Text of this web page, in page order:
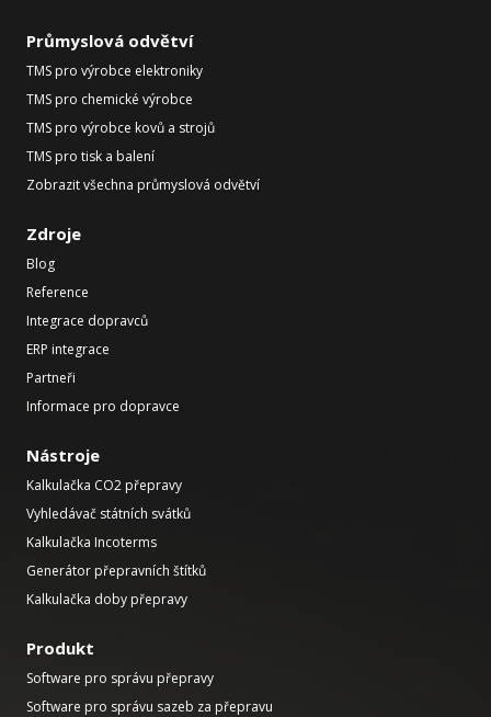
Průmyslová odvětví
TMS pro výrobce elektroniky
TMS pro chemické výrobce
TMS pro výrobce kovů a strojů
TMS pro tisk a balení
Zobrazit všechna průmyslová odvětví
Zdroje
Blog
Reference
Integrace dopravců
ERP integrace
Partneři
Informace pro dopravce
Nástroje
Kalkulačka CO2 přepravy
Vyhledávač státních svátků
Kalkulačka Incoterms
Generátor přepravních štítků
Kalkulačka doby přepravy
Produkt
Software pro správu přepravy
Software pro správu sazeb za přepravu